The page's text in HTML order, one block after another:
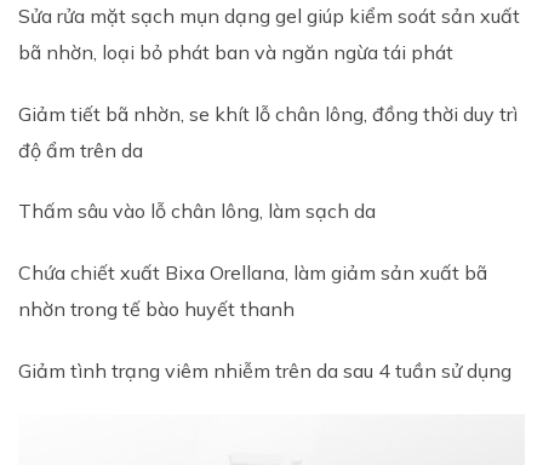
Sửa rửa mặt sạch mụn dạng gel giúp kiểm soát sản xuất
bã nhờn, loại bỏ phát ban và ngăn ngừa tái phát
Giảm tiết bã nhờn, se khít lỗ chân lông, đồng thời duy trì
độ ẩm trên da
Thấm sâu vào lỗ chân lông, làm sạch da
Chứa chiết xuất Bixa Orellana, làm giảm sản xuất bã
nhờn trong tế bào huyết thanh
Giảm tình trạng viêm nhiễm trên da sau 4 tuần sử dụng